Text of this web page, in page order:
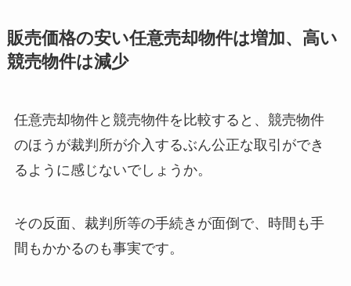
販売価格の安い任意売却物件は増加、高い
競売物件は減少
任意売却物件と競売物件を比較すると、競売物件
のほうが裁判所が介入するぶん公正な取引ができ
るように感じないでしょうか。
その反面、裁判所等の手続きが面倒で、時間も手
間もかかるのも事実です。